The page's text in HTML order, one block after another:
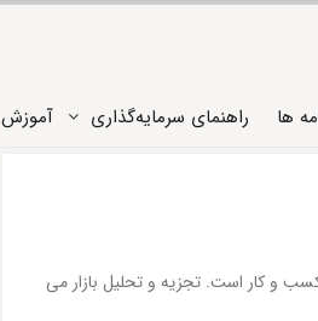
ها راهنمای سرمایه‌گذاری آموزش
و کار است. تجزیه و تحلیل بازار می